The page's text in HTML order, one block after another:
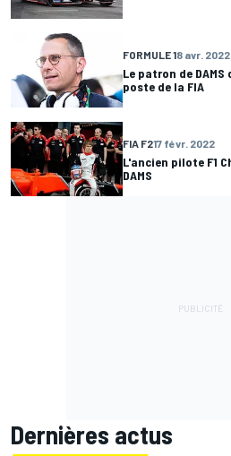
FORMULE 18 avr. 2022
Le patron de
poste de la FIA
FIA F217 févr. 2022
L'ancien pilote F1
DAMS
Dernières actus